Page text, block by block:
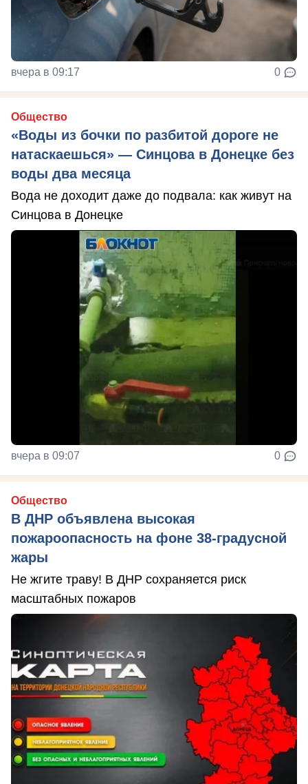
вчера в 09:17 0
Общество
«Воды из бочки по разбитой дороге не
натаскаешься» — Синцова в Донецке без
воды два месяца
Вода не доходит даже до подвала: как живут на
Синцова в Донецке
вчера в 09:07 0
Общество
В ДНР объявлена высокая
пожароопасность на фоне 38-градусной
жары
Не жгите траву! В ДНР сохраняется риск
масштабных пожаров